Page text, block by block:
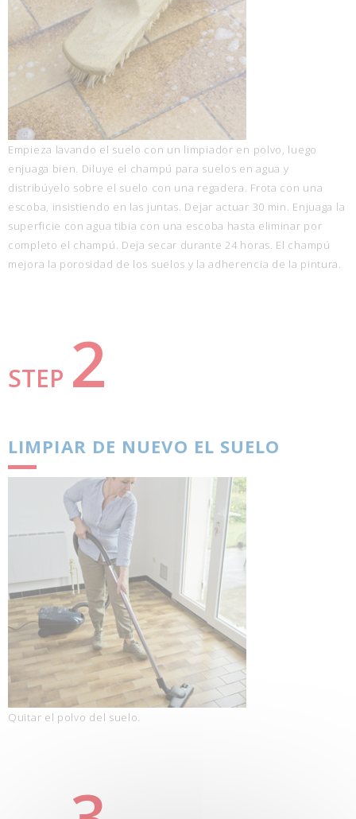
Empieza lavando el suelo con un limpiador en polvo, luego
enjuaga bien. Diluye el champú para suelos en agua y
distribúyelo sobre el suelo con una regadera. Frota con una
escoba, insistiendo en las juntas. Dejar actuar 30 min. Enjuaga la
superficie con agua tibia con una escoba hasta eliminar por
completo el champú. Deja secar durante 24 horas. El champú
mejora la porosidad de los suelos y la adherencia de la pintura.
STEP 2
LIMPIAR DE NUEVO EL SUELO
Quitar el polvo del suelo.